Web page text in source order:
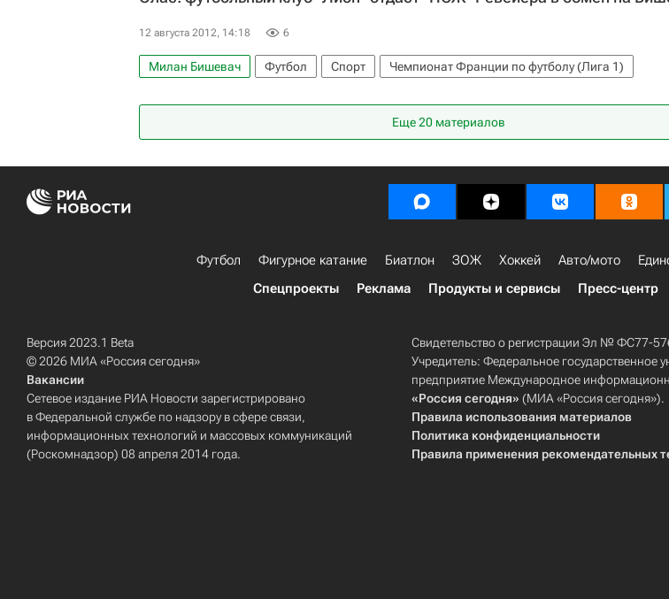
12 августа 2012, 14:18 6
Милан Бишевач Футбол Спорт
Чемпионат Франции по футболу (Лига 1)
Еще 20 материалов
Футбол Фигурное катание Биатлон ЗОЖ Хоккей Авто/мото
Спецпроекты
Реклама Продукты и сервисы Пресс-центр
Версия 2023.1 Beta
© 2026 МИА «Россия сегодня»
Вакансии
Сетевое издание РИА Новости зарегистрировано
в Федеральной службе по надзору в сфере связи,
информационных технологий и массовых коммуникаций
(Роскомнадзор) 08 апреля 2014 года.
Свидетельство о регистрации Эл № ФС77-
Учредитель: Федеральное государственное
предприятие Международное
«Россия сегодня» (МИА «Россия сегодня»).
Правила использования материалов
Политика конфиденциальности
Правила применения рекомендательных